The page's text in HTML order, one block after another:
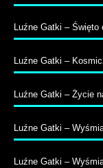
Luźne Gatki – Święto
Luźne Gatki –
Luźne Gatki – Życie
Luźne Gatki –
Luźne Gatki –